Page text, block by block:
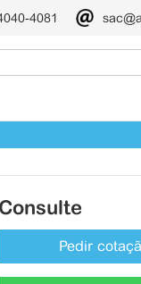
4081
Consulte
Pedir